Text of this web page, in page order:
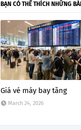
BẠN CÓ THỂ THÍCH NHỮNG
Giá vé máy bay tăng
March 24, 2026